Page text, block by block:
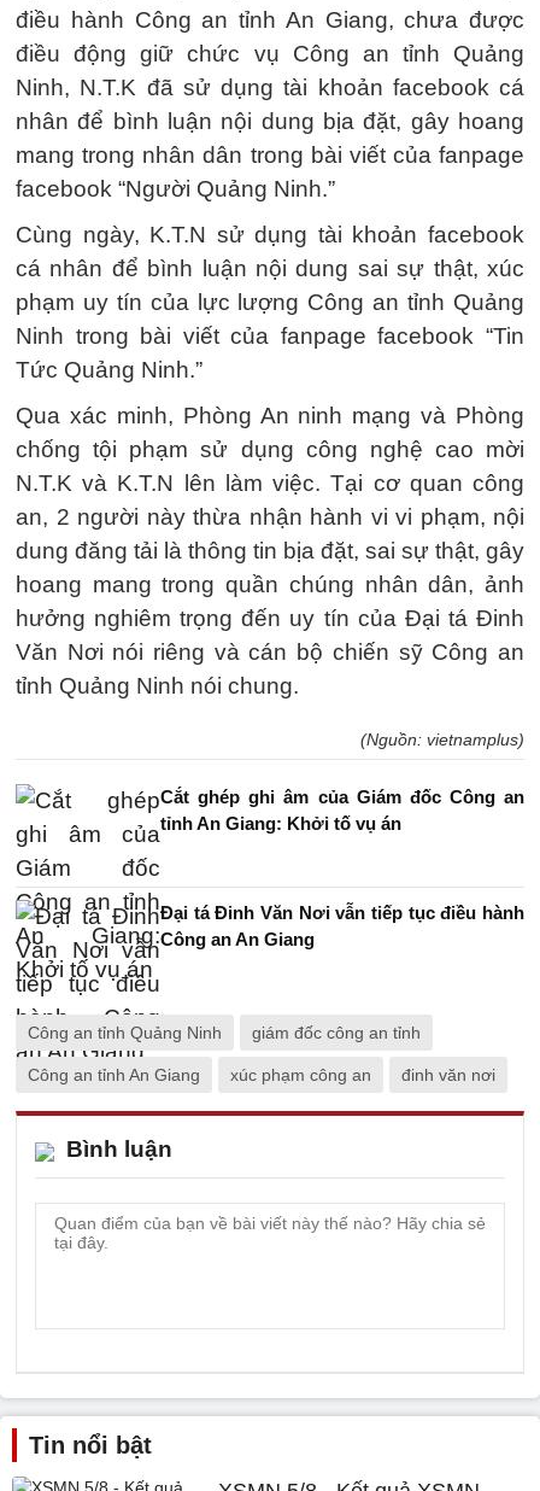
điều hành Công an tỉnh An Giang, chưa được
điều động giữ chức vụ Công an tỉnh Quảng
Ninh, N.T.K đã sử dụng tài khoản facebook cá
nhân để bình luận nội dung bịa đặt, gây hoang
mang trong nhân dân trong bài viết của fanpage
facebook “Người Quảng Ninh.”
Cùng ngày, K.T.N sử dụng tài khoản facebook
cá nhân để bình luận nội dung sai sự thật, xúc
phạm uy tín của lực lượng Công an tỉnh Quảng
Ninh trong bài viết của fanpage facebook “Tin
Tức Quảng Ninh.”
Qua xác minh, Phòng An ninh mạng và Phòng
chống tội phạm sử dụng công nghệ cao mời
N.T.K và K.T.N lên làm việc. Tại cơ quan công
an, 2 người này thừa nhận hành vi vi phạm, nội
dung đăng tải là thông tin bịa đặt, sai sự thật, gây
hoang mang trong quần chúng nhân dân, ảnh
hưởng nghiêm trọng đến uy tín của Đại tá Đinh
Văn Nơi nói riêng và cán bộ chiến sỹ Công an
tỉnh Quảng Ninh nói chung.
(Nguồn: vietnamplus)
Cắt ghép ghi âm của Giám đốc Công an
tỉnh An Giang: Khởi tố vụ án
Đại tá Đinh Văn Nơi vẫn tiếp tục điều hành
Công an An Giang
Công an tỉnh Quảng Ninh giám đốc công an tỉnh
Công an tỉnh An Giang xúc phạm công an đinh văn nơi
Bình luận
Tin nổi bật